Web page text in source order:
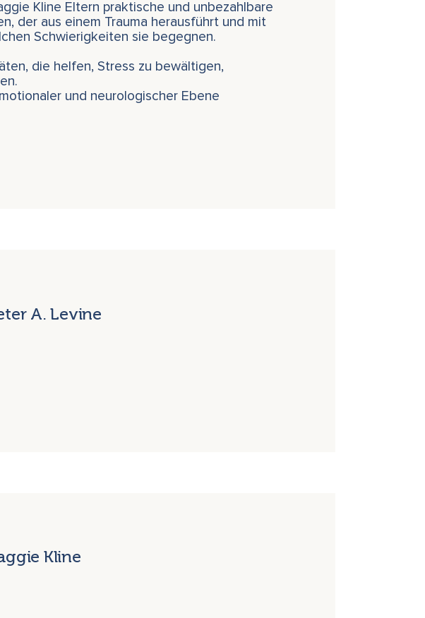
Kline Eltern praktische und unbezahlbare
der aus einem Trauma herausführt und mit
Schwierigkeiten sie begegnen.
die helfen, Stress zu bewältigen,
und neurologischer Ebene
A. Levine
Kline